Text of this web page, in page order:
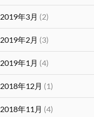
2019年3月 (2)
2019年2月 (3)
2019年1月 (4)
2018年12月 (1)
2018年11月 (4)